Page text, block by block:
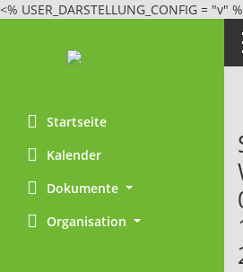
<% USER_DARSTELLUNG_CONFIG = "v"
Startseite
Kalender
Dokumente
Organisation